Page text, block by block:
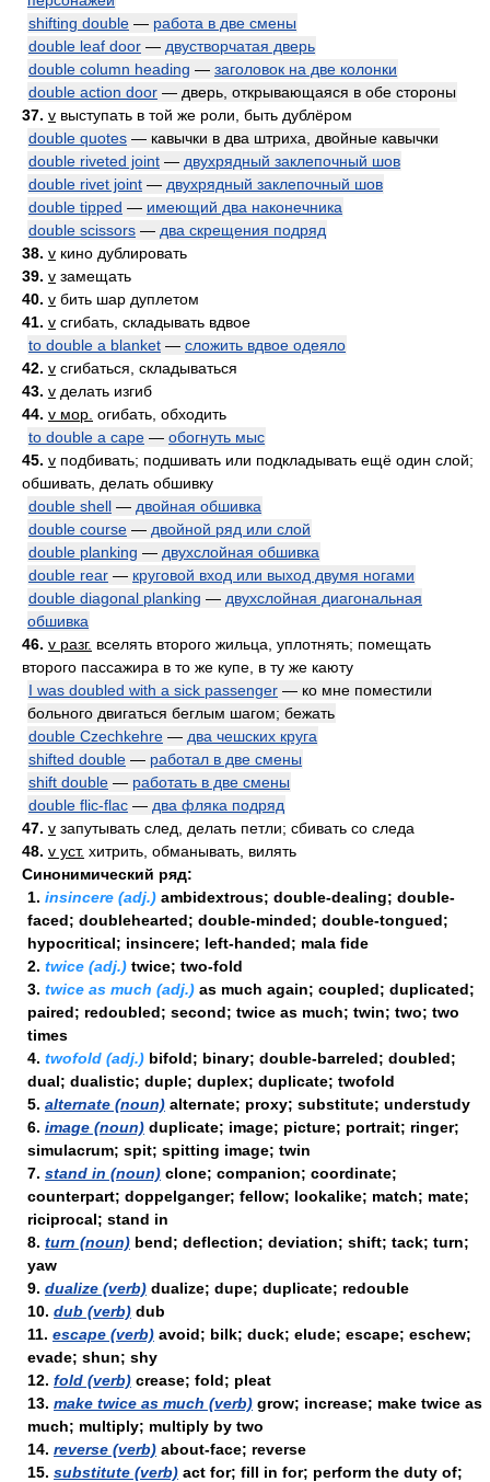
shifting double — работа в две смены
double leaf door — двустворчатая дверь
double column heading — заголовок на две колонки
double action door — дверь, открывающаяся в обе стороны
37. v выступать в той же роли, быть дублёром
double quotes — кавычки в два штриха, двойные кавычки
double riveted joint — двухрядный заклепочный шов
double rivet joint — двухрядный заклепочный шов
double tipped — имеющий два наконечника
double scissors — два скрещения подряд
38. v кино дублировать
39. v замещать
40. v бить шар дуплетом
41. v сгибать, складывать вдвое
to double a blanket — сложить вдвое одеяло
42. v сгибаться, складываться
43. v делать изгиб
44. v мор. огибать, обходить
to double a cape — обогнуть мыс
45. v подбивать; подшивать или подкладывать ещё один слой;
обшивать, делать обшивку
double shell — двойная обшивка
double course — двойной ряд или слой
double planking — двухслойная обшивка
double rear — круговой вход или выход двумя ногами
double diagonal planking — двухслойная диагональная
обшивка
46. v разг. вселять второго жильца, уплотнять; помещать
второго пассажира в то же купе, в ту же каюту
I was doubled with a sick passenger — ко мне поместили
больного двигаться беглым шагом; бежать
double Czechkehre — два чешских круга
shifted double — работал в две смены
shift double — работать в две смены
double flic-flac — два фляка подряд
47. v запутывать след, делать петли; сбивать со следа
48. v уст. хитрить, обманывать, вилять
Синонимический ряд:
1. insincere (adj.) ambidextrous; double-dealing; double-
faced; doublehearted; double-minded; double-tongued;
hypocritical; insincere; left-handed; mala fide
2. twice (adj.) twice; two-fold
3. twice as much (adj.) as much again; coupled; duplicated;
paired; redoubled; second; twice as much; twin; two; two
times
4. twofold (adj.) bifold; binary; double-barreled; doubled;
dual; dualistic; duple; duplex; duplicate; twofold
5. alternate (noun) alternate; proxy; substitute; understudy
6. image (noun) duplicate; image; picture; portrait; ringer;
simulacrum; spit; spitting image; twin
7. stand in (noun) clone; companion; coordinate;
counterpart; doppelganger; fellow; lookalike; match; mate;
riciprocal; stand in
8. turn (noun) bend; deflection; deviation; shift; tack; turn;
yaw
9. dualize (verb) dualize; dupe; duplicate; redouble
10. dub (verb) dub
11. escape (verb) avoid; bilk; duck; elude; escape; eschew;
evade; shun; shy
12. fold (verb) crease; fold; pleat
13. make twice as much (verb) grow; increase; make twice as
much; multiply; multiply by two
14. reverse (verb) about-face; reverse
15. substitute (verb) act for; fill in for; perform the duty of;